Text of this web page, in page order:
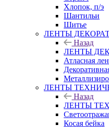
Хлопок, п/э
Шантильи
Шитье
ЛЕНТЫ
Назад
ЛЕНТЫ
Атласная
ЛЕНТЫ
Назад
ЛЕНТЫ
Косая бейка